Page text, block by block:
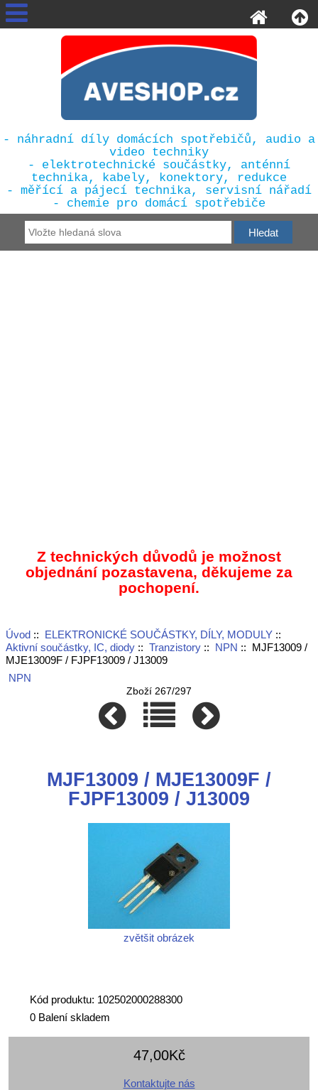
- náhradní díly domácích spotřebičů, audio a
video techniky
- elektrotechnické součástky, anténní
technika, kabely, konektory, redukce
- měřící a pájecí technika, servisní nářadí
- chemie pro domácí spotřebiče
Z technických důvodů je možnost
objednání pozastavena, děkujeme za
pochopení.
Úvod:: ELEKTRONICKÉ SOUČÁSTKY, DÍLY, MODULY::
Aktivní součástky, IC, diody:: Tranzistory:: NPN :: MJF13009 /
MJE13009F / FJPF13009 / J13009
NPN
Zboží 267/297
MJF13009 / MJE13009F /
FJPF13009 / J13009
zvětšit obrázek
Kód produktu: 102502000288300
0 Balení skladem
47,00Kč
Kontaktujte nás